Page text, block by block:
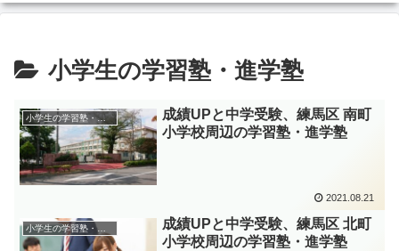
小学生の学習塾・進学塾
小学生の学習塾・進学塾
成績UPと中学受験、練馬区 南町
小学校周辺の学習塾・進学塾
2021.08.21
小学生の学習塾・進学塾
成績UPと中学受験、練馬区 北町
小学校周辺の学習塾・進学塾